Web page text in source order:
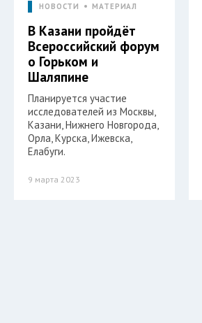
НОВОСТИ МАТЕРИАЛ
В Казани пройдёт
Всероссийский форум
о Горьком и
Шаляпине
Планируется участие
исследователей из Москвы,
Казани, Нижнего Новгорода,
Орла, Курска, Ижевска,
Елабуги.
9 марта 2023